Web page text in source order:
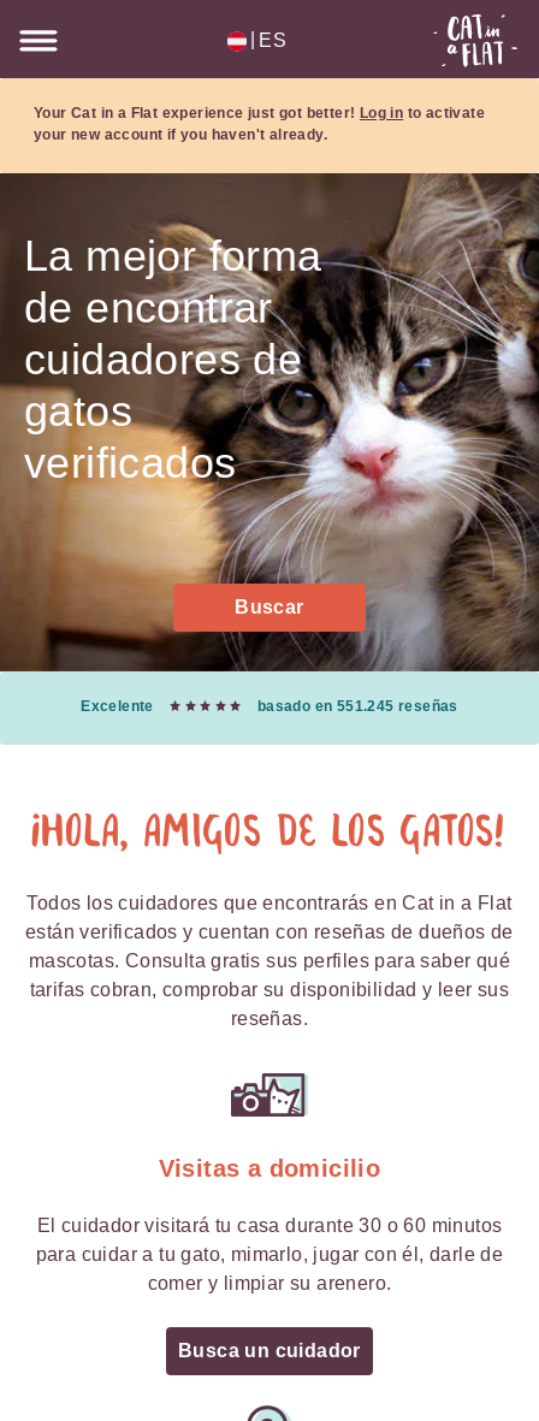
ES
Your Cat in a Flat experience just got better! Log in to activate
your new account if you haven't already.
La mejor forma
de encontrar
cuidadores de
gatos
verificados
Buscar
Excelente basado en 551.245 reseñas
¡Hola, amigos de los gatos!
Todos los cuidadores que encontrarás en Cat in a Flat
están verificados y cuentan con reseñas de dueños de
mascotas. Consulta gratis sus perfiles para saber qué
tarifas cobran, comprobar su disponibilidad y leer sus
reseñas.
Visitas a domicilio
El cuidador visitará tu casa durante 30 o 60 minutos
para cuidar a tu gato, mimarlo, jugar con él, darle de
comer y limpiar su arenero.
Busca un cuidador